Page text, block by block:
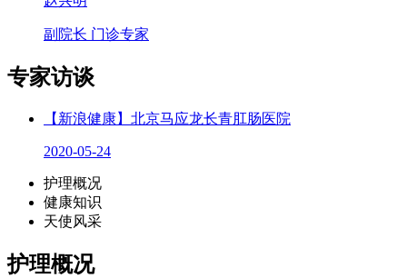
副院长 门诊专家
专家访谈
【新浪健康】北京马应龙长青肛肠医院
2020-05-24
护理概况
健康知识
天使风采
护理概况